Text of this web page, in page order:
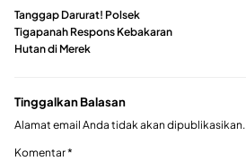
Tanggap Darurat! Polsek
Tigapanah Respons Kebakaran
Hutan di Merek
Tinggalkan Balasan
Alamat email Anda tidak akan dipublikasikan.
Komentar*